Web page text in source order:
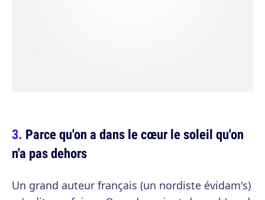
Parce qu'on a dans le cœur le soleil qu'on
n'a pas dehors
Un grand auteur français (un nordiste évidam's)